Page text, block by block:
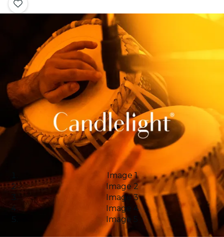
Image 1
Image 2
Image 3
Image 4
Image 5